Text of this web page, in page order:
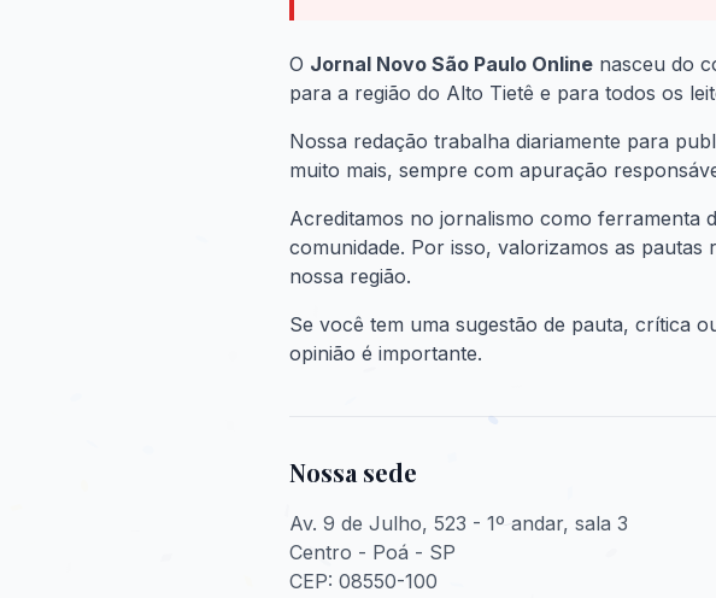
O Jornal Novo São Paulo Online nasceu do
para a região do Alto Tietê e para todos os
Nossa redação trabalha diariamente para
muito mais, sempre com apuração
Acreditamos no jornalismo como ferramenta
comunidade. Por isso, valorizamos as pautas
nossa região.
Se você tem uma sugestão de pauta, crítica
opinião é importante.
Nossa sede
Av. 9 de Julho, 523 - 1º andar, sala 3
Centro - Poá - SP
CEP: 08550-100